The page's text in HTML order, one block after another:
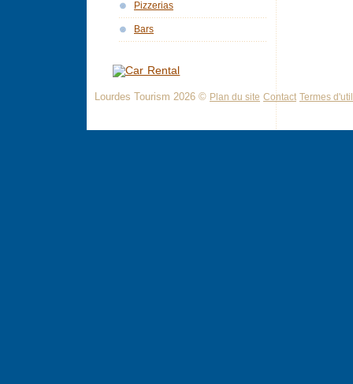
Pizzerias
Bars
Lourdes Tourism 2026 © Plan du site Contact Termes